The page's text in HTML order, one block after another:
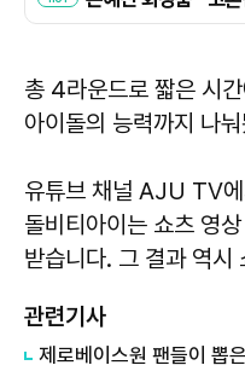
총 4라운드로 짧은 시
아이돌의 능력까지 나
유튜브 채널 AJU TV
돌비티아이는 쇼츠 영
받습니다. 그 결과 역시
관련기사
제로베이스원 팬들이 뽑